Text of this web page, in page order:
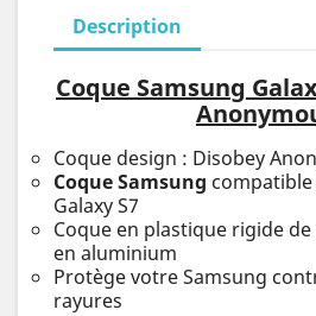
Description
Coque Samsung
Coque design : Disobey
Coque Samsung compatible
Galaxy S7
Coque en plastique rigide
en aluminium
Protège votre Samsung
rayures